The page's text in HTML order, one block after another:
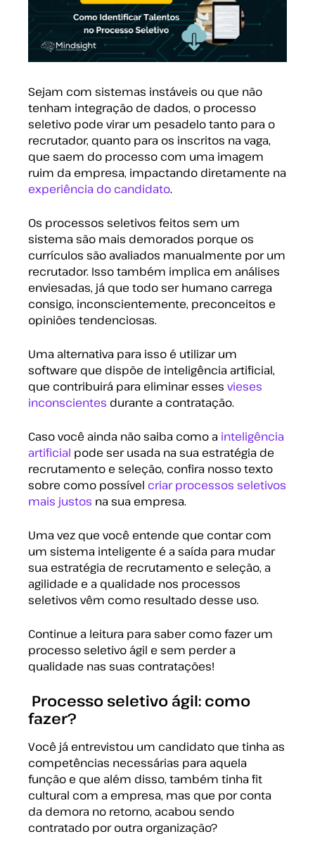
Sejam com sistemas instáveis ou que não
tenham integração de dados, o processo
seletivo pode virar um pesadelo tanto para o
recrutador, quanto para os inscritos na vaga,
que saem do processo com uma imagem
ruim da empresa, impactando diretamente na
experiência do candidato.
Os processos seletivos feitos sem um
sistema são mais demorados porque os
currículos são avaliados manualmente por um
recrutador. Isso também implica em análises
enviesadas, já que todo ser humano carrega
consigo, inconscientemente, preconceitos e
opiniões tendenciosas.
Uma alternativa para isso é utilizar um
software que dispõe de inteligência artificial,
que contribuirá para eliminar esses vieses
inconscientes durante a contratação.
Caso você ainda não saiba como a inteligência
artificial pode ser usada na sua estratégia de
recrutamento e seleção, confira nosso texto
sobre como possível criar processos seletivos
mais justos na sua empresa.
Uma vez que você entende que contar com
um sistema inteligente é a saída para mudar
sua estratégia de recrutamento e seleção, a
agilidade e a qualidade nos processos
seletivos vêm como resultado desse uso.
Continue a leitura para saber como fazer um
processo seletivo ágil e sem perder a
qualidade nas suas contratações!
Processo seletivo ágil: como
fazer?
Você já entrevistou um candidato que tinha as
competências necessárias para aquela
função e que além disso, também tinha fit
cultural com a empresa, mas que por conta
da demora no retorno, acabou sendo
contratado por outra organização?